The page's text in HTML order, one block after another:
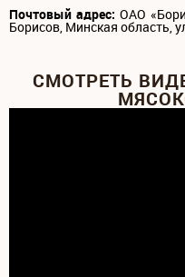
Почтовый адрес: ОАО
Борисов, Минская область,
СМОТРЕТЬ